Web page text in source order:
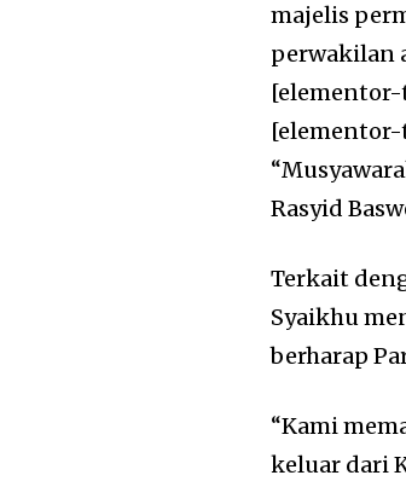
majelis
perwakilan
[elementor-
[elementor-
Rasyid
Terkait
Syaikhu
berharap
“Kami
keluar dari